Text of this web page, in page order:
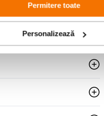
Permitere toate
Personalizează
Livrare gratuita
499lei